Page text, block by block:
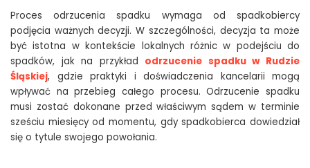
Proces odrzucenia spadku wymaga od spadkobiercy
podjęcia ważnych decyzji. W szczególności, decyzja ta może
być istotna w kontekście lokalnych różnic w podejściu do
spadków, jak na przykład odrzucenie spadku w Rudzie
Śląskiej, gdzie praktyki i doświadczenia kancelarii mogą
wpływać na przebieg całego procesu. Odrzucenie spadku
musi zostać dokonane przed właściwym sądem w terminie
sześciu miesięcy od momentu, gdy spadkobierca dowiedział
się o tytule swojego powołania.